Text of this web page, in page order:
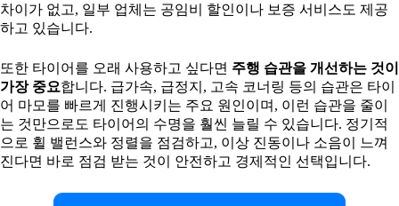
차이가 없고, 일부 업체는 공임비 할인이나 보증 서비스도 제공
하고 있습니다.
또한 타이어를 오래 사용하고 싶다면 주행 습관을 개선하는 것이
가장 중요합니다. 급가속, 급정지, 고속 코너링 등의 습관은 타이
어 마모를 빠르게 진행시키는 주요 원인이며, 이런 습관을 줄이
는 것만으로도 타이어의 수명을 훨씬 늘릴 수 있습니다. 정기적
으로 휠 밸런스와 정렬을 점검하고, 이상 진동이나 소음이 느껴
진다면 바로 점검 받는 것이 안전하고 경제적인 선택입니다.